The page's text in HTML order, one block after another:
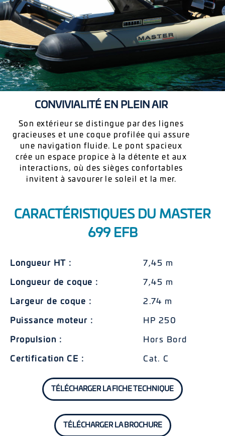
CONVIVIALITÉ EN PLEIN AIR
Son extérieur se distingue par des lignes
gracieuses et une coque profilée qui assure
une navigation fluide. Le pont spacieux
crée un espace propice à la détente et aux
interactions, où des sièges confortables
invitent à savourer le soleil et la mer.
CARACTÉRISTIQUES DU MASTER
699 EFB
Longueur HT : 7,45 m
Longueur de coque : 7,45 m
Largeur de coque : 2.74 m
Puissance moteur : HP 250
Propulsion : Hors Bord
Certification CE : Cat. C
TÉLÉCHARGER LA FICHE TECHNIQUE
TÉLÉCHARGER LA BROCHURE